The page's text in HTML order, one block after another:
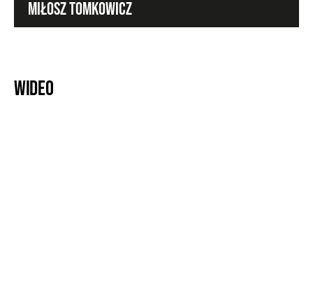
MIŁOSZ TOMKOWICZ
Wideo